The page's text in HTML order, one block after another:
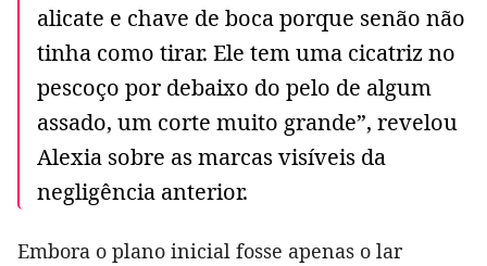
alicate e chave de boca porque senão não
tinha como tirar. Ele tem uma cicatriz no
pescoço por debaixo do pelo de algum
assado, um corte muito grande”, revelou
Alexia sobre as marcas visíveis da
negligência anterior.
Embora o plano inicial fosse apenas o lar